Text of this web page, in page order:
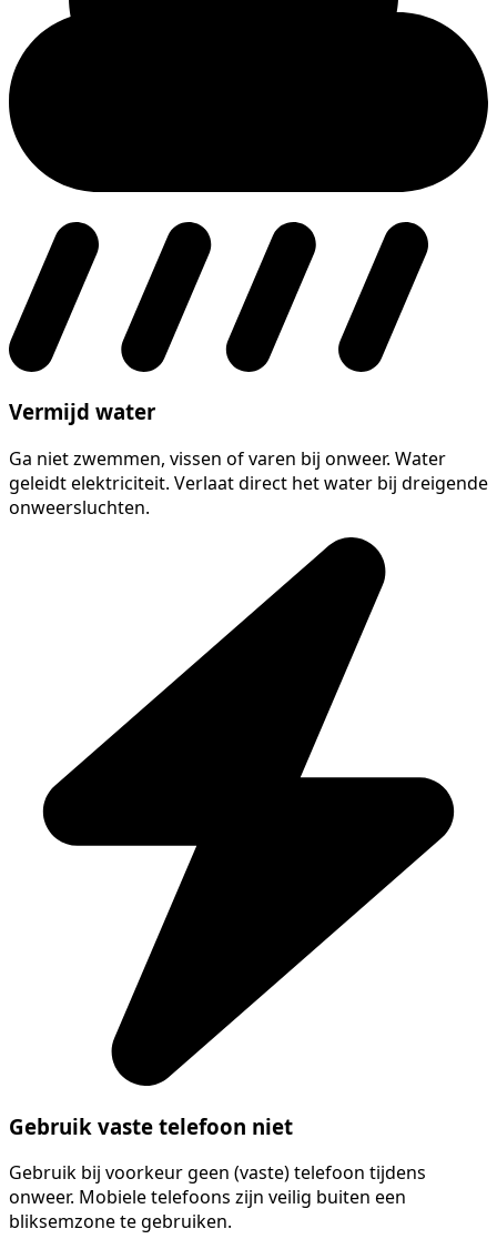
Vermijd water
Ga niet zwemmen, vissen of varen bij onweer. Water
geleidt elektriciteit. Verlaat direct het water bij dreigende
onweersluchten.
Gebruik vaste telefoon niet
Gebruik bij voorkeur geen (vaste) telefoon tijdens
onweer. Mobiele telefoons zijn veilig buiten een
bliksemzone te gebruiken.